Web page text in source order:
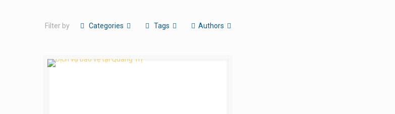
Filter by Categories Tags Authors